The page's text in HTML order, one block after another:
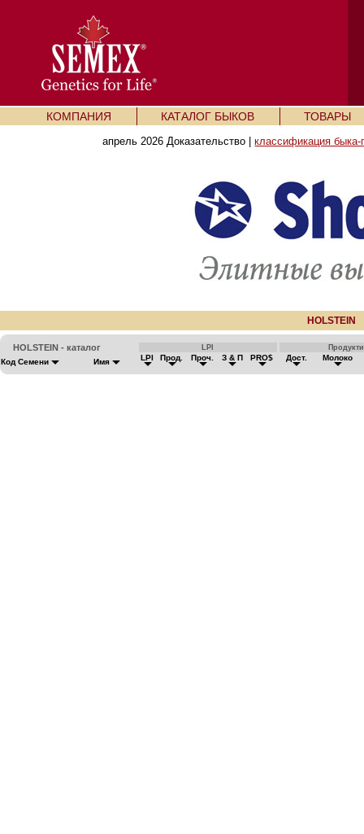
КОМПАНИЯ КАТАЛОГ БЫКОВ ТОВАРЫ
апрель 2026 Доказательство |классификация
HOLSTEIN
HOLSTEIN - каталог LPI
Код Семени Имя LPI Прод. Проч. З & П PRO$ Дост. Молоко